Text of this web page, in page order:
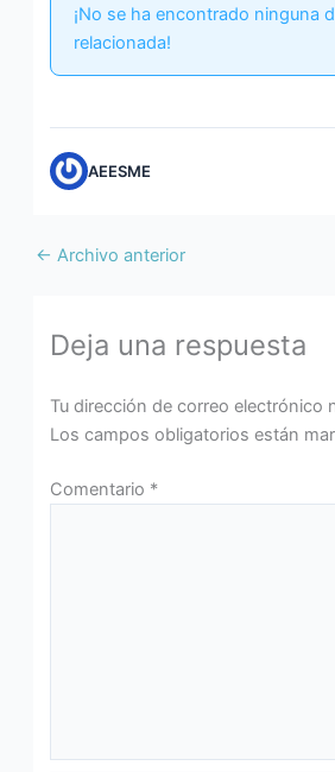
¡No se ha encontrado ninguna
relacionada!
AEESME
← Archivo anterior
Deja una respuesta
Tu dirección de correo electrónico
Los campos obligatorios están
Comentario *